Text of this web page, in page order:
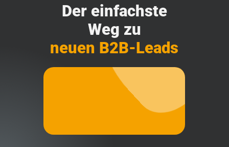
Der einfachste
Weg zu
neuen B2B-Leads